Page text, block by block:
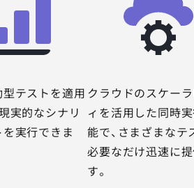
テストを適用
実的なシナリ
実行できま
クラウドのスケー
ィを活用した同時
能で、さまざまなテ
必要なだけ迅速に
す。